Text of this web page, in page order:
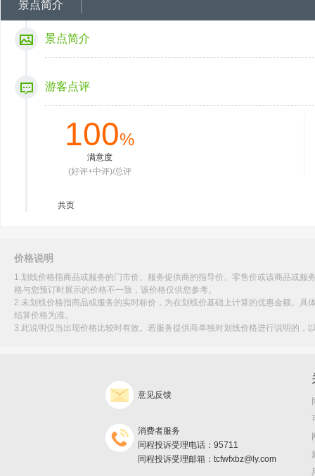
景点简介
景点简介
游客点评
100%
满意度
(好评+中评)/总评
共页
价格说明
1.划线价格指商品或服务的门市价、服务提供商的指导价、零售价或该商品或
格与您预订时展示的价格不一致，该价格仅供您参考。
2.未划线价格指商品或服务的实时标价，为在划线价基础上计算的优惠金额。
结算价格为准。
3.此说明仅当出现价格比较时有效。若服务提供商单独对划线价格进行说明的
意见反馈
消费者服务
同程投诉受理电话：95711
同程投诉受理邮箱：tcfwfxbz@ly.com